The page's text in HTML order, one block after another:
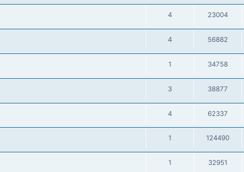
4 23004
4 56882
1 34758
3 38877
4 62337
1 124490
1 32951